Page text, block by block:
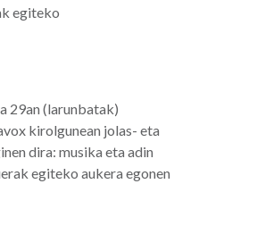
egiteko
29an (larunbatak)
kirolgunean jolas- eta
dira: musika eta adin
egiteko aukera egonen